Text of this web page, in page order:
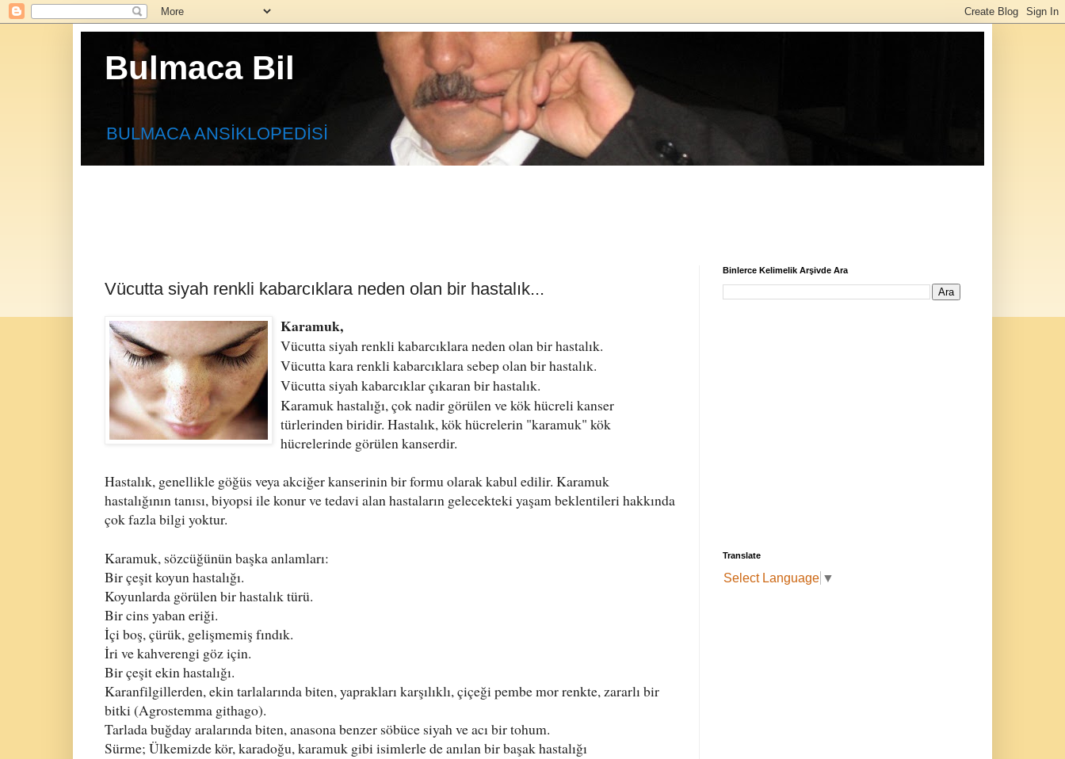
Bulmaca Bil
BULMACA ANSİKLOPEDİSİ
Vücutta siyah renkli kabarcıklara neden olan bir hastalık...
Karamuk,
Vücutta siyah renkli kabarcıklara neden olan bir hastalık.
Vücutta kara renkli kabarcıklara sebep olan bir hastalık.
Vücutta siyah kabarcıklar çıkaran bir hastalık.
Karamuk hastalığı, çok nadir görülen ve kök hücreli kanser
türlerinden biridir. Hastalık, kök hücrelerin "karamuk" kök
hücrelerinde görülen kanserdir.
Hastalık, genellikle göğüs veya akciğer kanserinin bir formu olarak kabul edilir. Karamuk
hastalığının tanısı, biyopsi ile konur ve tedavi alan hastaların gelecekteki yaşam beklentileri hakkında
çok fazla bilgi yoktur.
Karamuk, sözcüğünün başka anlamları:
Bir çeşit koyun hastalığı.
Koyunlarda görülen bir hastalık türü.
Bir cins yaban eriği.
İçi boş, çürük, gelişmemiş fındık.
İri ve kahverengi göz için.
Bir çeşit ekin hastalığı.
Karanfilgillerden, ekin tarlalarında biten, yaprakları karşılıklı, çiçeği pembe mor renkte, zararlı bir
bitki (Agrostemma githago).
Tarlada buğday aralarında biten, anasona benzer söbüce siyah ve acı bir tohum.
Sürme; Ülkemizde kör, karadoğu, karamuk gibi isimlerle de anılan bir başak hastalığı
Binlerce Kelimelik Arşivde Ara
Translate
Select Language ▼